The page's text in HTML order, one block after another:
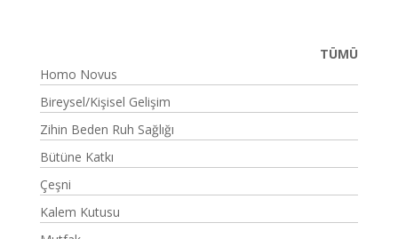
TÜMÜ
Homo Novus
Bireysel/Kişisel Gelişim
Zihin Beden Ruh Sağlığı
Bütüne Katkı
Çeşni
Kalem Kutusu